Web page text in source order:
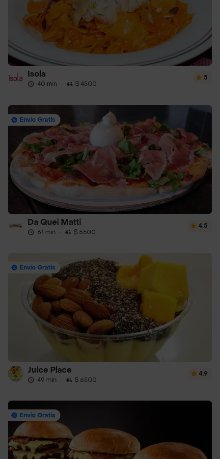
Isola
40 min · $ 4500
5
Envío Gratis
Da Quei Matti
61 min · $ 5500
4.5
Envío Gratis
Juice Place
49 min · $ 6500
4.9
Envío Gratis